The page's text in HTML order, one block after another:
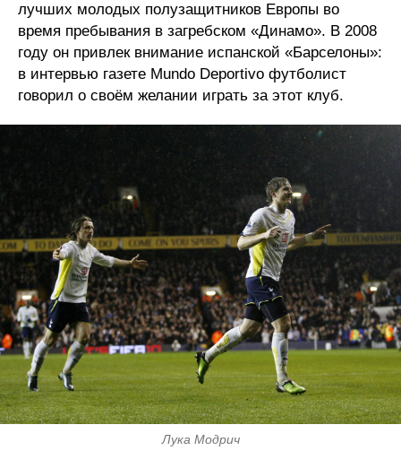
лучших молодых полузащитников Европы во
время пребывания в загребском «Динамо». В 2008
году он привлек внимание испанской «Барселоны»:
в интервью газете Mundo Deportivo футболист
говорил о своём желании играть за этот клуб.
Лука Модрич